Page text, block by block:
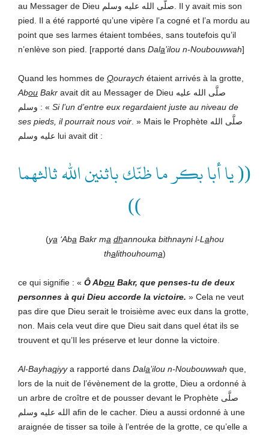
au Messager de Dieu صلَّى الله عليه وسلم. Il y avait mis son
pied. Il a été rapporté qu’une vipère l’a cogné et l’a mordu au
point que ses larmes étaient tombées, sans toutefois qu’il
n’enlève son pied. [rapporté dans Dala’ilou n-Noubouwwah]
Quand les hommes de Qouraych étaient arrivés à la grotte,
Abou Bakr avait dit au Messager de Dieu صلَّى الله عليه
وسلم : « Si l’un d’entre eux regardaient juste au niveau de
ses pieds, il pourrait nous voir » Mais le Prophète صلَّى الله
عليه وسلم lui avait dit :
(( يا أبا بكر ما ظنّك باثنين الله ثالثهما
))
(ya ‘Aba Bakr ma dhannouka bithnayni l-L ahou
thalithouhouma)
ce qui signifie : « Ô Abou Bakr, que penses-tu de deux
personnes à qui Dieu accorde la victoire. » Cela ne veut
pas dire que Dieu serait le troisième avec eux dans la grotte,
non. Mais cela veut dire que Dieu sait dans quel état ils se
trouvent et qu’Il les préserve et leur donne la victoire.
Al-Bayhaqiyya rapporté dans Dala’ilou n-Noubouwwah que,
lors de la nuit de l’évènement de la grotte, Dieu a ordonné à
un arbre de croître et de pousser devant le Prophète صلَّى
الله عليه وسلم afin de le cacher. Dieu a aussi ordonné à une
araignée de tisser sa toile à l’entrée de la grotte, ce qu’elle a